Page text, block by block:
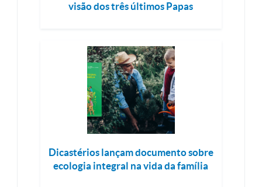
visão dos três últimos Papas
Dicastérios lançam documento sobre
ecologia integral na vida da família